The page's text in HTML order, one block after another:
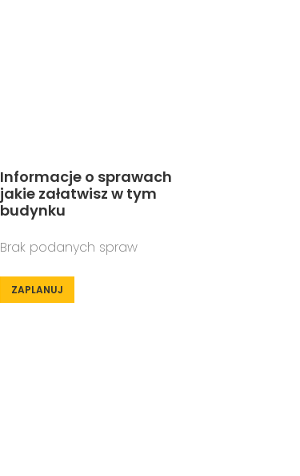
Informacje o sprawach
jakie załatwisz w tym
budynku
Brak podanych spraw
ZAPLANUJ